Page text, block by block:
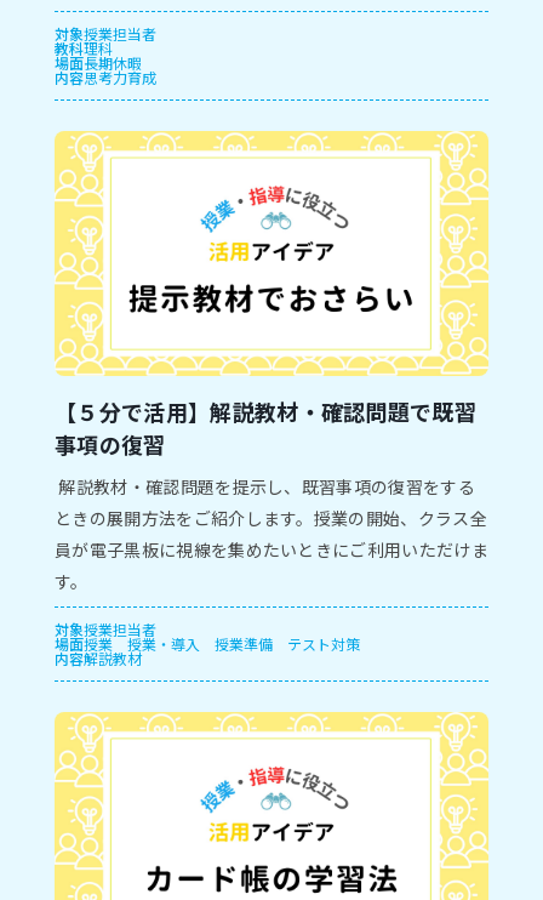
対象授業担当者
教科理科
場面長期休暇
内容思考力育成
【５分で活用】解説教材・確認問題で既習
事項の復習
解説教材・確認問題を提示し、既習事項の復習をする
ときの展開方法をご紹介します。授業の開始、クラス全
員が電子黒板に視線を集めたいときにご利用いただけま
す。
対象授業担当者
場面授業 授業・導入 授業準備 テスト対策
内容解説教材